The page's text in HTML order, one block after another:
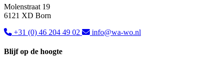
Molenstraat 19
6121 XD Born
+31 (0) 46 204 49 02
info@wa-wo.nl
Blijf op de hoogte